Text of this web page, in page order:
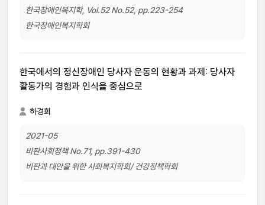
한국장애인복지학, Vol.52 No.52, pp.223-254
한국장애인복지학회
한국에서의 정신장애인 당사자 운동의 현황과 과제: 당사자
활동가의 경험과 인식을 중심으로
하경희
2021-05
비판사회정책 No.71, pp.391-430
비판과 대안을 위한 사회복지학회/ 건강정책학회